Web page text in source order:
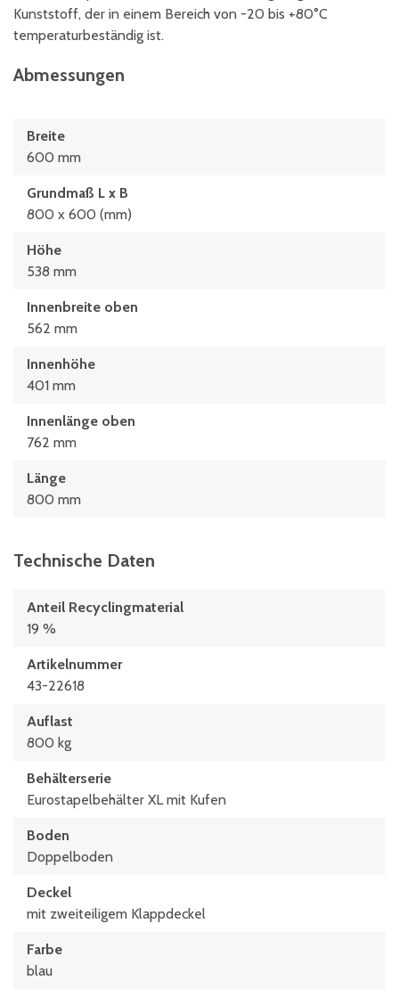
Kunststoff, der in einem Bereich von -20 bis +80°C
temperaturbeständig ist.
Abmessungen
Breite
600 mm
Grundmaß L x B
800 x 600 (mm)
Höhe
538 mm
Innenbreite oben
562 mm
Innenhöhe
401 mm
Innenlänge oben
762 mm
Länge
800 mm
Technische Daten
Anteil Recyclingmaterial
19 %
Artikelnummer
43-22618
Auflast
800 kg
Behälterserie
Eurostapelbehälter XL mit Kufen
Boden
Doppelboden
Deckel
mit zweiteiligem Klappdeckel
Farbe
blau